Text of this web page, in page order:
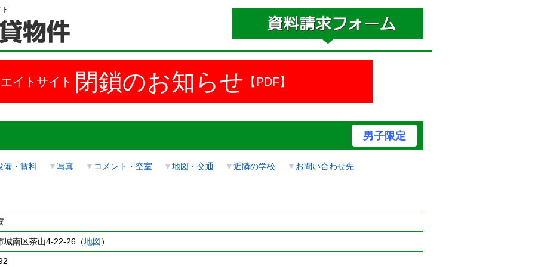
イトサイト 閉鎖のお知らせ 【PDF】
男子限定
備・賃料 ▼写真 ▼ コメント・空室 ▼地図・交通 ▼近隣の学校 ▼ お問い合わせ先
城南区茶山4-22-26（地図）